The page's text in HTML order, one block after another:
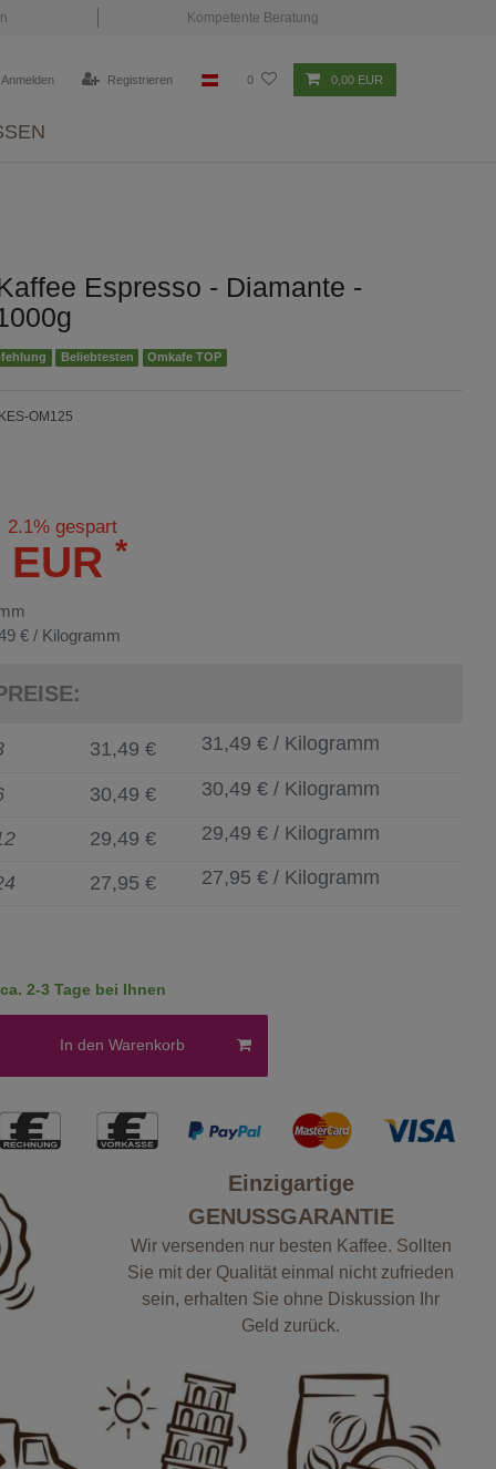
Kompetente Beratung
Anmelden Registrieren 0 0,00 EUR
Espresso - Diamante -
Beliebtesten Omkafe TOP
OM125
2.1% gespart
EUR *
€ / Kilogramm
31,49 € 31,49 € / Kilogramm
30,49 € 30,49 € / Kilogramm
29,49 € 29,49 € / Kilogramm
27,95 € 27,95 € / Kilogramm
2-3 Tage bei Ihnen
In den Warenkorb
Einzigartige
GENUSSGARANTIE
Wir versenden nur besten Kaffee. Sollten
Sie mit der Qualität einmal nicht zufrieden
sein, erhalten Sie ohne Diskussion Ihr
Geld zurück.